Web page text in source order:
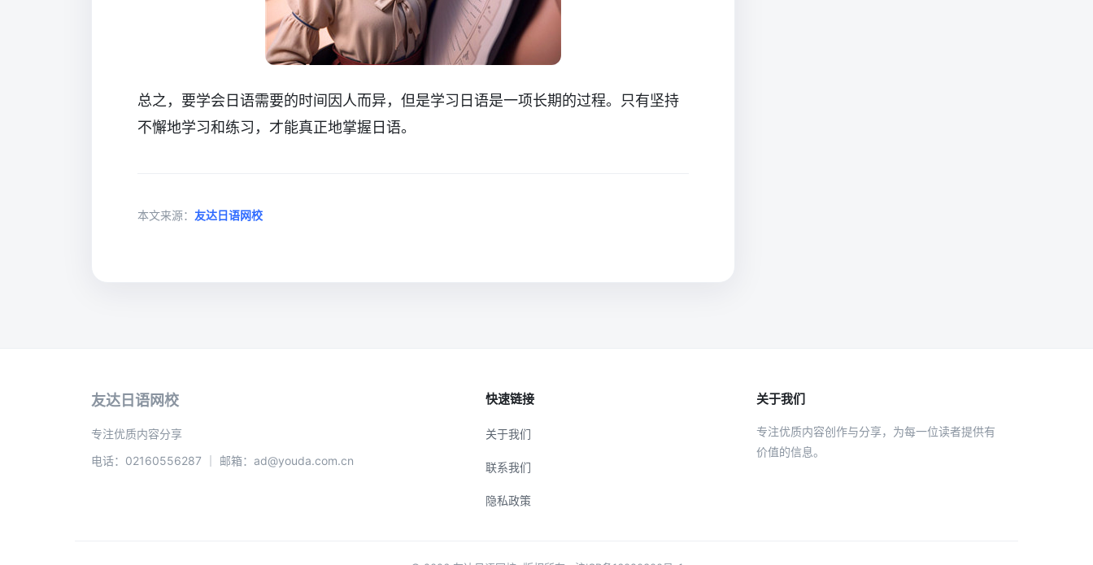
总之，要学会日语需要的时间因人而异，但是学习日语是一项长期的过程。只有坚持
不懈地学习和练习，才能真正地掌握日语。
本文来源： 友达日语网校
友达日语网校
专注优质内容分享
电话：02160556287 ｜ 邮箱：ad@youda.com.cn
快速链接
关于我们
联系我们
隐私政策
关于我们
专注优质内容创作与分享，为每一位读者提供有
价值的信息。